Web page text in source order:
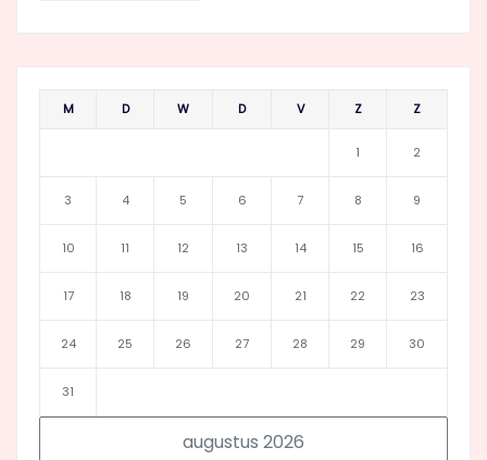
augustus 2026
M D W D V Z Z
1 2
3 4 5 6 7 8 9
10 11 12 13 14 15 16
17 18 19 20 21 22 23
24 25 26 27 28 29 30
31